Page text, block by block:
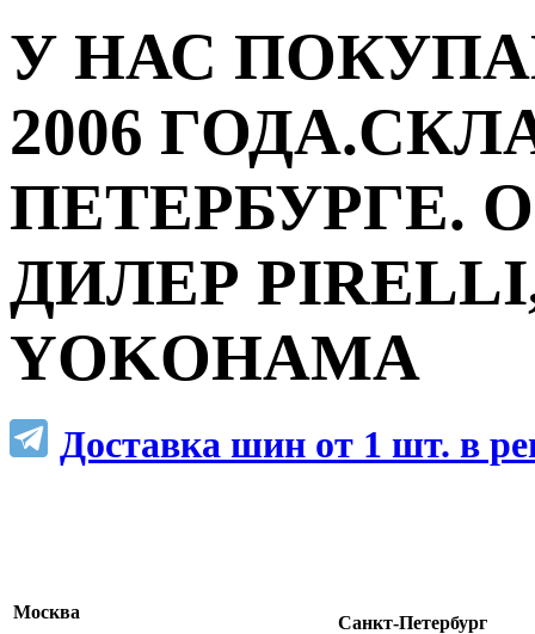
У НАС
2006
ПЕТЕРБУРГЕ.
ДИЛЕР
YOKOHAMA
Доставка шин от 1 шт. в
Москва
Санкт-Петербург